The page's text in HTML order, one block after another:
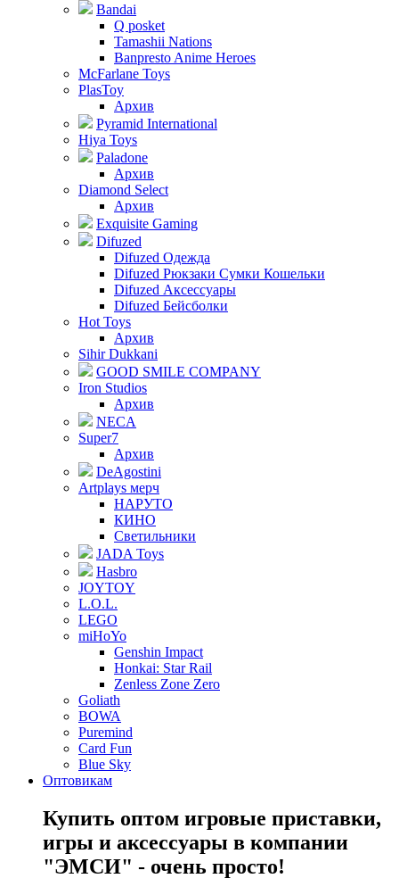
Bandai
Q posket
Tamashii Nations
Banpresto Anime Heroes
McFarlane Toys
PlasToy
Архив
Pyramid International
Hiya Toys
Paladone
Архив
Diamond Select
Архив
Exquisite Gaming
Difuzed
Difuzed Одежда
Difuzed Рюкзаки Сумки Кошельки
Difuzed Аксессуары
Difuzed Бейсболки
Hot Toys
Архив
Sihir Dukkani
GOOD SMILE COMPANY
Iron Studios
Архив
NECA
Super7
Архив
DeAgostini
Artplays мерч
НАРУТО
КИНО
Светильники
JADA Toys
Hasbro
JOYTOY
L.O.L.
LEGO
miHoYo
Genshin Impact
Honkai: Star Rail
Zenless Zone Zero
Goliath
BOWA
Puremind
Card Fun
Blue Sky
Оптовикам
Купить оптом игровые приставки,
игры и аксессуары в компании
"ЭМСИ" - очень просто!